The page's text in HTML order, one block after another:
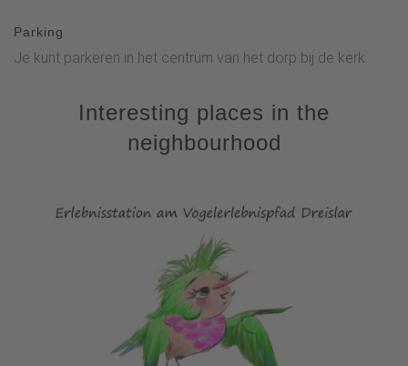
Parking
Je kunt parkeren in het centrum van het dorp bij de kerk.
Interesting places in the
neighbourhood